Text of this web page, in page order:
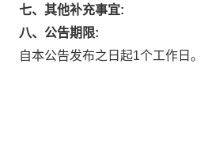
七、其他补充事宜:
八、公告期限:
自本公告发布之日起1个工作日。